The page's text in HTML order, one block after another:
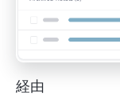
経由